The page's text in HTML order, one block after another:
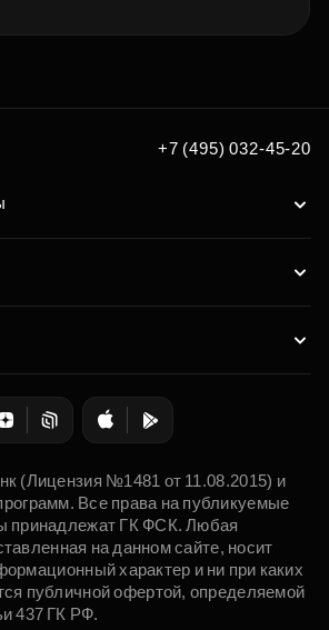
+7 (495) 032-45-20
(Лицензия №1481 от 11.08.2015) и
Все права на публикуемые
принадлежат ГК ФСК. Любая
на данном сайте, носит
характер и ни при каких
публичной офертой, определяемой
437 ГК РФ.